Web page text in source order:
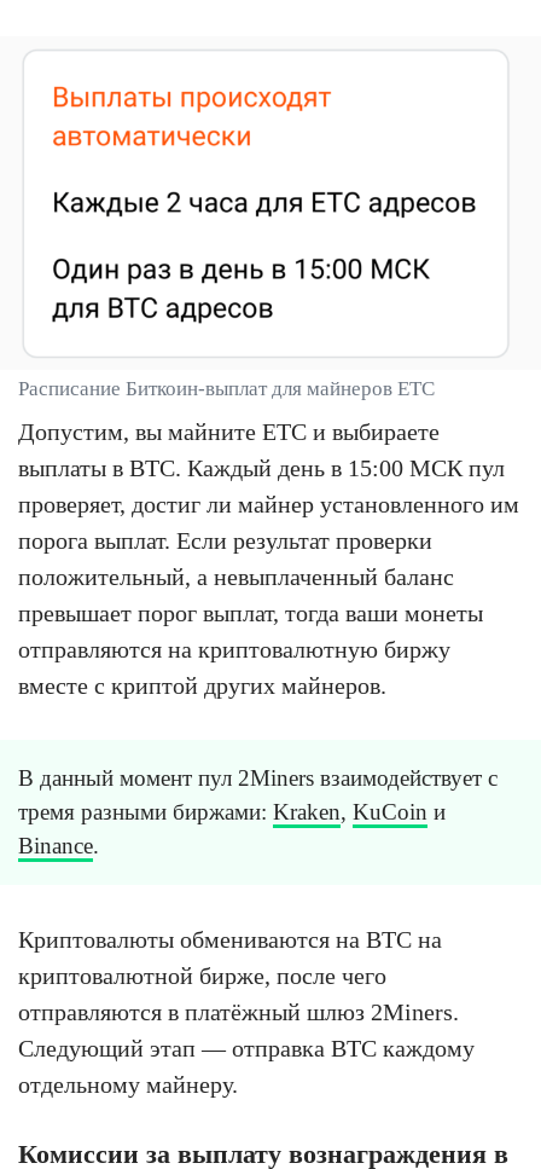
Расписание Биткоин-выплат для майнеров ETC
Допустим, вы майните ETC и выбираете
выплаты в BTC. Каждый день в 15:00 МСК пул
проверяет, достиг ли майнер установленного им
порога выплат. Если результат проверки
положительный, а невыплаченный баланс
превышает порог выплат, тогда ваши монеты
отправляются на криптовалютную биржу
вместе с криптой других майнеров.
В данный момент пул 2Miners взаимодействует с
тремя разными биржами: Kraken, KuCoin и
Binance.
Криптовалюты обмениваются на BTC на
криптовалютной бирже, после чего
отправляются в платёжный шлюз 2Miners.
Следующий этап — отправка BTC каждому
отдельному майнеру.
Комиссии за выплату вознаграждения в